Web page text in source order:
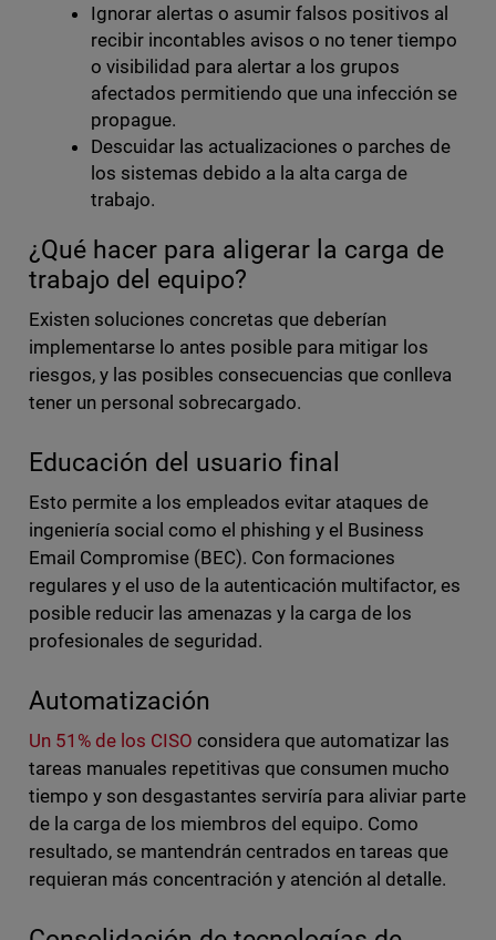
Ignorar alertas o asumir falsos positivos al
recibir incontables avisos o no tener tiempo
o visibilidad para alertar a los grupos
afectados permitiendo que una infección se
propague.
Descuidar las actualizaciones o parches de
los sistemas debido a la alta carga de
trabajo.
¿Qué hacer para aligerar la carga de
trabajo del equipo?
Existen soluciones concretas que deberían
implementarse lo antes posible para mitigar los
riesgos, y las posibles consecuencias que conlleva
tener un personal sobrecargado.
Educación del usuario final
Esto permite a los empleados evitar ataques de
ingeniería social como el phishing y el Business
Email Compromise (BEC). Con formaciones
regulares y el uso de la autenticación multifactor, es
posible reducir las amenazas y la carga de los
profesionales de seguridad.
Automatización
Un 51% de los CISO considera que automatizar las
tareas manuales repetitivas que consumen mucho
tiempo y son desgastantes serviría para aliviar parte
de la carga de los miembros del equipo. Como
resultado, se mantendrán centrados en tareas que
requieran más concentración y atención al detalle.